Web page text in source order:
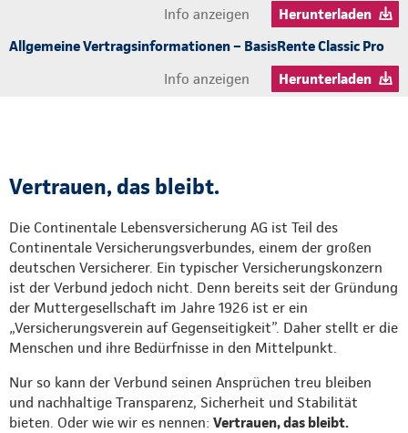
Info anzeigen
Herunterladen
Allgemeine Vertragsinformationen – BasisRente Classic Pro
Info anzeigen
Herunterladen
Vertrauen, das bleibt.
Die Continentale Lebensversicherung AG ist Teil des
Continentale Versicherungsverbundes, einem der großen
deutschen Versicherer. Ein typischer Versicherungskonzern
ist der Verbund jedoch nicht. Denn bereits seit der Gründung
der Muttergesellschaft im Jahre 1926 ist er ein
„Versicherungsverein auf Gegenseitigkeit”. Daher stellt er die
Menschen und ihre Bedürfnisse in den Mittelpunkt.
Nur so kann der Verbund seinen Ansprüchen treu bleiben
und nachhaltige Transparenz, Sicherheit und Stabilität
bieten. Oder wie wir es nennen: Vertrauen, das bleibt.